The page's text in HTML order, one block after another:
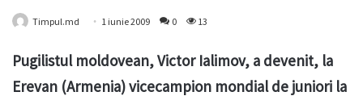
Timpul.md 1 iunie 2009 0 13
Pugilistul moldovean, Victor Ialimov, a devenit, la
Erevan (Armenia) vicecampion mondial de juniori la